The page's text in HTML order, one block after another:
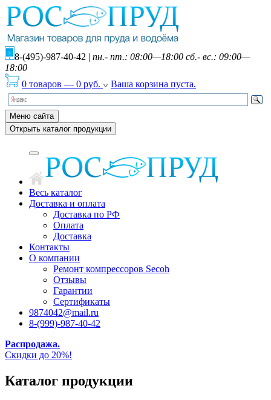
8-(495)-987-40-42 | пн.- пт.: 08:00—18:00 сб.- вс.: 09:00—
18:00
0 товаров — 0 руб. Ваша корзина пуста.
Меню сайта
Открыть каталог продукции
Весь каталог
Доставка и оплата
Доставка по РФ
Оплата
Доставка
Контакты
О компании
Ремонт компрессоров Secoh
Отзывы
Гарантии
Сертификаты
9874042@mail.ru
8-(999)-987-40-42
Распродажа.
Скидки до 20%!
Каталог продукции